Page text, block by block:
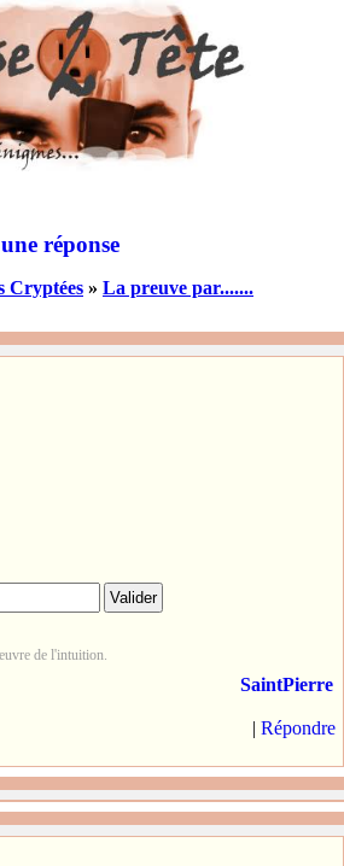
réponse
Cryptées » La preuve par.......
de l'intuition.
SaintPierre
| Répondre